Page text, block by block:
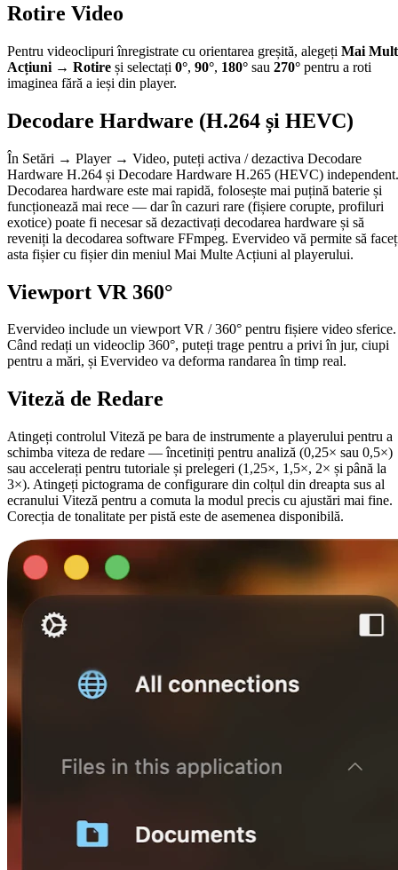
Rotire Video
Pentru videoclipuri înregistrate cu orientarea greșită, alegeți Mai
Acțiuni → Rotire și selectați 0°, 90°, 180° sau 270° pentru a roti
imaginea fără a ieși din player.
Decodare Hardware (H.264 și HEVC)
În Setări → Player → Video, puteți activa / dezactiva Decodare
Hardware H.264 și Decodare Hardware H.265 (HEVC) independent.
Decodarea hardware este mai rapidă, folosește mai puțină baterie și
funcționează mai rece — dar în cazuri rare (fișiere corupte, profiluri
exotice) poate fi necesar să dezactivați decodarea hardware și să
reveniți la decodarea software FFmpeg. Evervideo vă permite să
asta fișier cu fișier din meniul Mai Multe Acțiuni al playerului.
Viewport VR 360°
Evervideo include un viewport VR / 360° pentru fișiere video sferice.
Când redați un videoclip 360°, puteți trage pentru a privi în jur, ciupi
pentru a mări, și Evervideo va deforma randarea în timp real.
Viteză de Redare
Atingeți controlul Viteză pe bara de instrumente a playerului pentru a
schimba viteza de redare — încetiniți pentru analiză (0,25× sau 0,5×)
sau accelerați pentru tutoriale și prelegeri (1,25×, 1,5×, 2× și până la
3×). Atingeți pictograma de configurare din colțul din dreapta sus al
ecranului Viteză pentru a comuta la modul precis cu ajustări mai fine.
Corecția de tonalitate per pistă este de asemenea disponibilă.